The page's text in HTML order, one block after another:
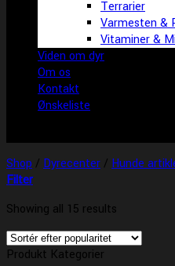
Terrarier
Varmesten &
Vitaminer &
Viden om dyr
Om os
Kontakt
Ønskeliste
Shop / Dyrecenter / Hunde
Filter
Showing all 15 results
Produkt Kategorier